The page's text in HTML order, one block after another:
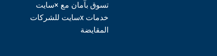
تسوق بآمان مع ×سايت
خدمات xسايت للشركات
المقايضة